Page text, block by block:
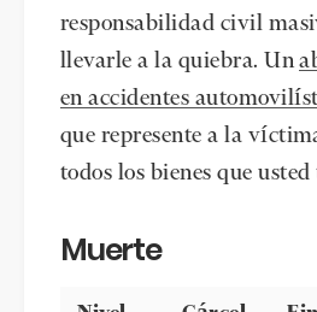
responsabilidad civil
llevarle a la quiebra. Un
en accidentes
que represente a la
todos los bienes que usted
Muerte